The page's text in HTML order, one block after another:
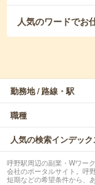
人気のワードでお
勤務地 / 路線・駅
職種
人気の検索インデック
呼野駅周辺の副業・Wワー
会社のポータルサイト。呼
短期などの希望条件から、